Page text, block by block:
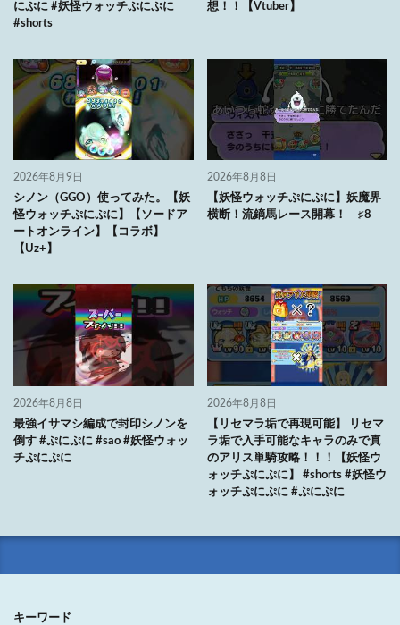
にぷに #妖怪ウォッチぷにぷに
#shorts
想！！【Vtuber】
2026年8月9日
シノン（GGO）使ってみた。【妖
怪ウォッチぷにぷに】【ソードア
ートオンライン】【コラボ】
【Uz+】
2026年8月8日
【妖怪ウォッチぷにぷに】妖魔界
横断！流鏑馬レース開幕！ ♯8
2026年8月8日
最強イサマシ編成で封印シノンを
倒す #ぷにぷに #sao #妖怪ウォッ
チぷにぷに
2026年8月8日
【リセマラ垢で再現可能】 リセマ
ラ垢で入手可能なキャラのみで真
のアリス単騎攻略！！！【妖怪ウ
ォッチぷにぷに】 #shorts #妖怪ウ
ォッチぷにぷに #ぷにぷに
キーワード